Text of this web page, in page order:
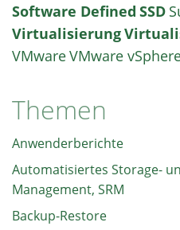
Software Defined SSD
Virtualisierung
VMwareVMware
Themen
Anwenderberichte
Automatisiertes Storage-
Management, SRM
Backup-Restore